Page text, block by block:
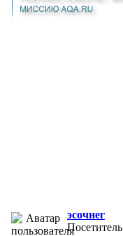
эсочнег
Посетитель